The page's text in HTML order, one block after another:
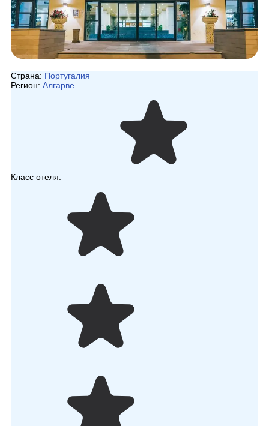
Страна: Португалия
Регион: Алгарве
Класс отеля: